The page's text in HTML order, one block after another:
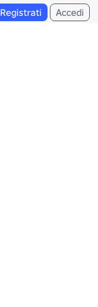
Registrati Accedi